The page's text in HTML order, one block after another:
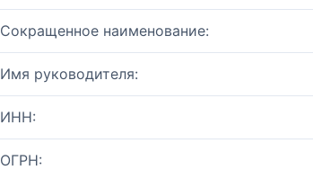
Сокращенное наименование:
Имя руководителя:
ИНН:
ОГРН: